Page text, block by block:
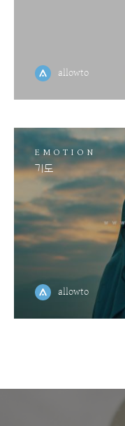
allowto
EMOTION
기도
allowto